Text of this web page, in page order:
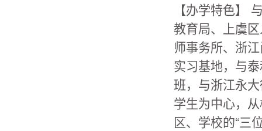
【办学特色】
教育局、上虞
师事务所、浙
实习基地，与
班，与浙江永
学生为中心，
区、学校的“三